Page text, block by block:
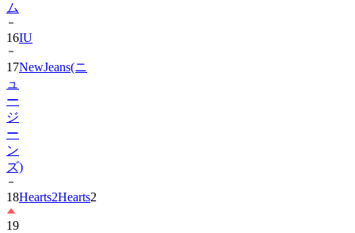
ム
16IU
17NewJeans(ニ
ュ
ー
ジ
ー
ン
ズ)
18Hearts2Hearts2
19